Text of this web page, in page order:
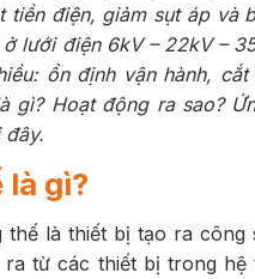
tiền điện, giảm sụt áp và
lưới điện 6kV – 22kV –
ổn định vận hành,
gì? Hoạt động ra sao?
đây.
gì?
là thiết bị tạo ra công
từ các thiết bị trong